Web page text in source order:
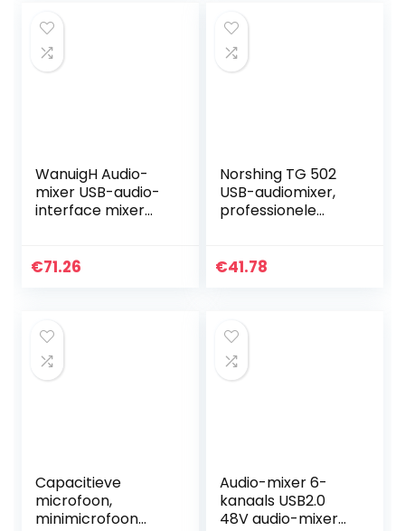
WanuigH Audio-
mixer USB-audio-
interface mixer
ondersteunt BT-
€71.26
Norshing TG 502
USB-audiomixer,
professionele
soundboard
€41.78
Capacitieve
microfoon,
minimicrofoon
Audio-mixer 6-
kanaals USB2.0
48V audio-mixer